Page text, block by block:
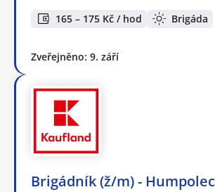
165 – 175 Kč / hod Brigáda
Zveřejněno: 9. září
Brigádník (ž/m) - Humpolec